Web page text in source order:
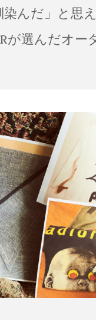
染んだ」と思
が選んだオー